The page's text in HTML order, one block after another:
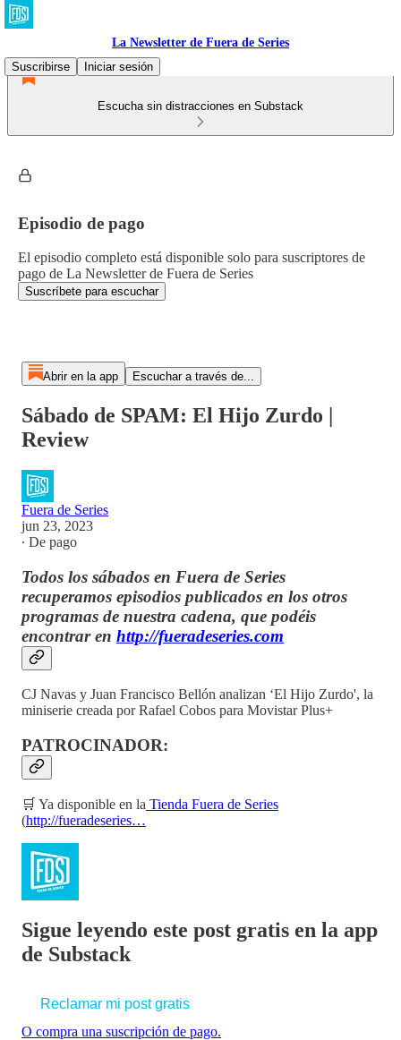
La Newsletter de Fuera de Series
Suscribirse
Iniciar sesión
Escucha sin distracciones en Substack
Episodio de pago
El episodio completo está disponible solo para suscriptores de
pago de La Newsletter de Fuera de Series
Suscríbete para escuchar
Abrir en la app Escuchar a través de...
Sábado de SPAM: El Hijo Zurdo |
Review
Fuera de Series
jun 23, 2023
∙ De pago
Todos los sábados en Fuera de Series
recuperamos episodios publicados en los otros
programas de nuestra cadena, que podéis
encontrar en http://fueradeseries.com
CJ Navas y Juan Francisco Bellón analizan ‘El Hijo Zurdo', la
miniserie creada por Rafael Cobos para Movistar Plus+
PATROCINADOR:
🛒 Ya disponible en la Tienda Fuera de Series
(http://fueradeseries…
Sigue leyendo este post gratis en la app
de Substack
Reclamar mi post gratis
O compra una suscripción de pago.